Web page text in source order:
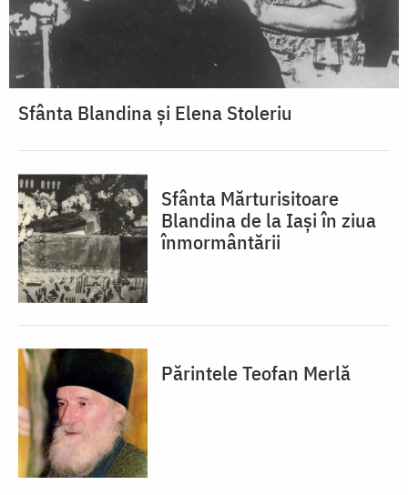
Sfânta Blandina și Elena Stoleriu
Sfânta Mărturisitoare
Blandina de la Iași în ziua
înmormântării
Părintele Teofan Merlă